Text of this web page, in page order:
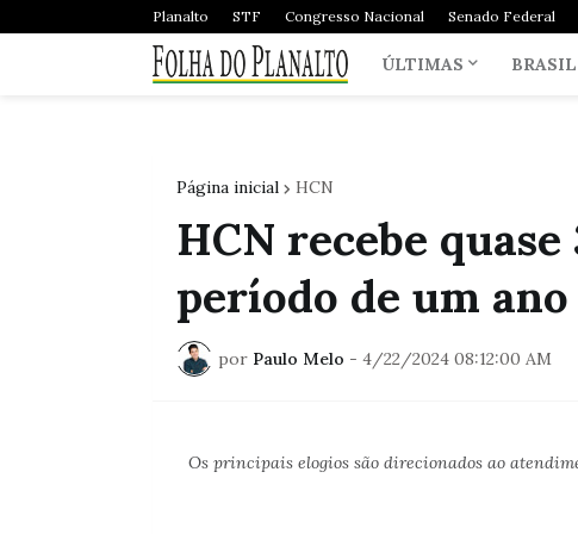
Planalto STF Congresso Nacional Senado Federal
ÚLTIMAS BRASIL
Página inicial HCN
HCN recebe
período de um ano
por Paulo Melo - 4/22/2024 08:12:00 AM
Os principais elogios são direcionados ao